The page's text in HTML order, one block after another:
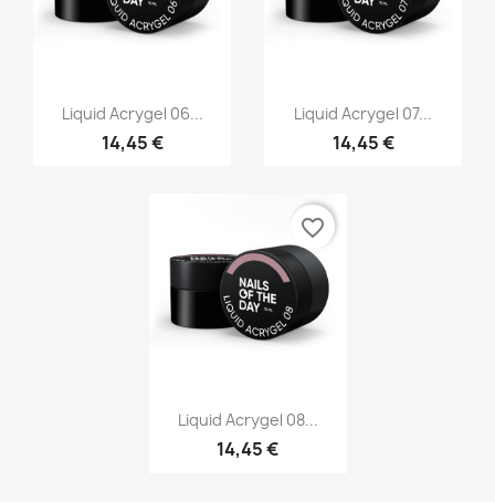
Vista rápida
Liquid Acrygel 06...
14,45 €
Vista rápida
Liquid Acrygel 07...
14,45 €
Vista rápida
Liquid Acrygel 08...
14,45 €
favorite_border